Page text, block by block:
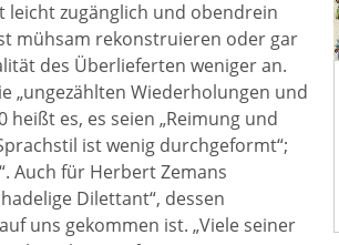
leicht zugänglich und obendrein
mühsam rekonstruieren oder gar
des Überlieferten weniger an.
„ungezählten Wiederholungen und
es, es seien „Reimung und
ist wenig durchgeformt“;
Auch für Herbert Zemans
Dilettant“, dessen
uns gekommen ist. „Viele seiner